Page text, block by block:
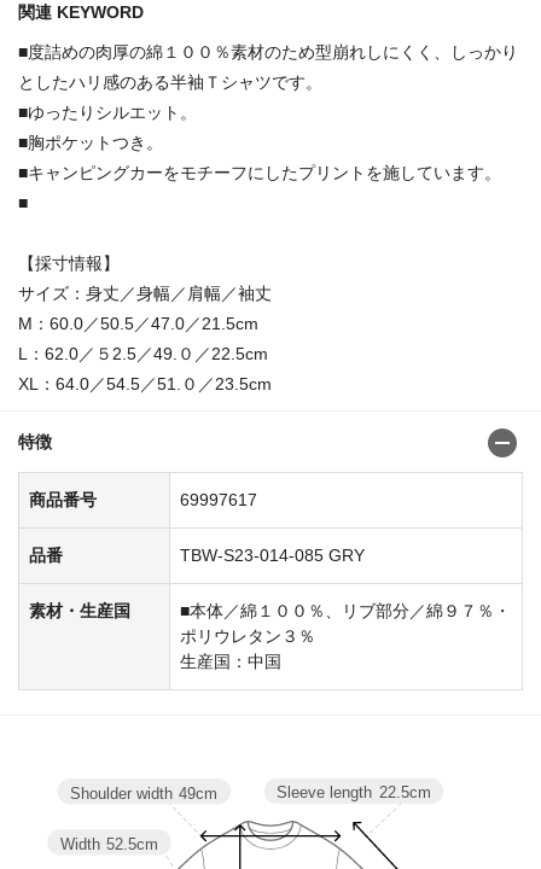
関連 KEYWORD
■度詰めの肉厚の綿１００％素材のため型崩れしにくく、しっかり
としたハリ感のある半袖Ｔシャツです。
■ゆったりシルエット。
■胸ポケットつき。
■キャンピングカーをモチーフにしたプリントを施しています。
■
【採寸情報】
サイズ：身丈／身幅／肩幅／袖丈
M：60.0／50.5／47.0／21.5cm
L：62.0／５2.5／49.０／22.5cm
XL：64.0／54.5／51.０／23.5cm
特徴
商品番号 69997617
品番 TBW-S23-014-085 GRY
素材・生産国
■本体／綿１００％、リブ部分／綿９７％・
ポリウレタン３％
生産国：中国
Sleeve length 22.5cm
Width 52.5cm
Shoulder width 49cm